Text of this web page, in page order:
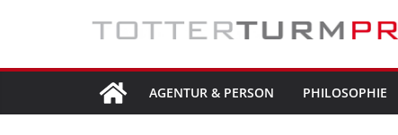
AGENTUR & PERSON PHILOSOPHIE